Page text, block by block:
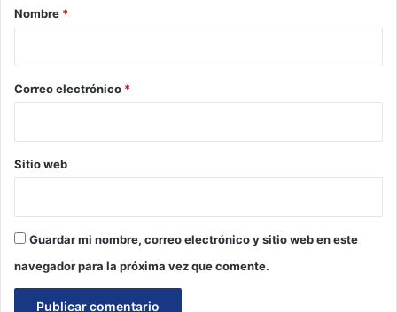
r
*
Nombre *
Correo electrónico *
Sitio web
Guardar mi nombre, correo electrónico y sitio web en este
navegador para la próxima vez que comente.